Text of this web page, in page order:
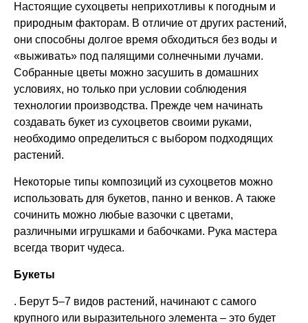
Настоящие сухоцветы неприхотливы к погодным и
природным факторам. В отличие от других растений,
они способны долгое время обходиться без воды и
«выживать» под палящими солнечными лучами.
Собранные цветы можно засушить в домашних
условиях, но только при условии соблюдения
технологии производства. Прежде чем начинать
создавать букет из сухоцветов своими руками,
необходимо определиться с выбором подходящих
растений.
Некоторые типы композиций из сухоцветов можно
использовать для букетов, панно и венков. А также
сочинить можно любые вазочки с цветами,
различными игрушками и бабочками. Рука мастера
всегда творит чудеса.
Букеты
. Берут 5–7 видов растений, начинают с самого
крупного или выразительного элемента – это будет